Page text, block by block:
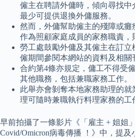
僱主在聘請外傭時，傾向尋找中
最少可提供退換外傭服務。
然而，外傭幫助僱主的殘障或癱
作為照顧家庭成員的家務職責，
勞工處鼓勵外傭及其僱主在訂
僱期間參閱本網站的資料及相關
合約第4條亦規定，傭工不得受
其他職務，包括兼職家務工作。
此舉亦會剝奪本地家務助理的
理可隨時兼職執行料理家務的工
早前拍攝了一條影片《「雇主 + 姐姐
Covid/Omicron病毒傳播 ！》中，提